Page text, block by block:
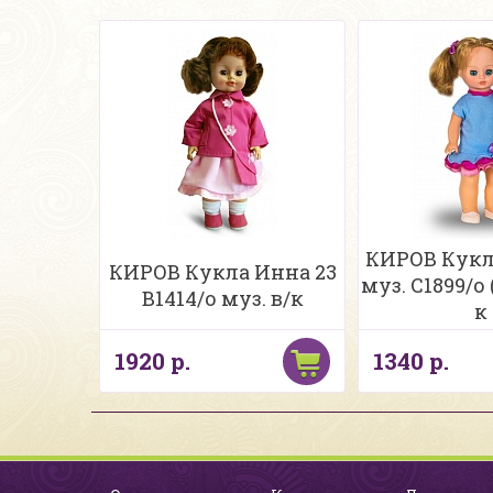
КИРОВ Кукла Инна 23
В1414/о муз. в/к
1920 р.
КИРОВ
муз. С1899/о
к
1340 р.